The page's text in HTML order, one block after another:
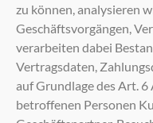
zu können, analysieren
Geschäftsvorgängen,
verarbeiten dabei
Vertragsdaten,
auf Grundlage des Art. 6
betroffenen Personen